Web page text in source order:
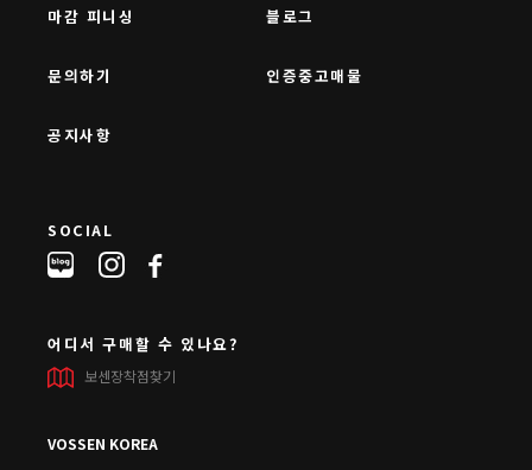
마감 피니싱 블로그
문의하기 인증중고매물
공지사항
SOCIAL
어디서 구매할 수 있나요?
보센장착점찾기
VOSSEN KOREA